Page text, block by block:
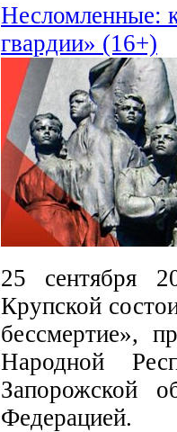
Несломленные:
гвардии» (16+)
25 сентября
Крупской
бессмертие»,
Народной
Запорожской
Федерацией.